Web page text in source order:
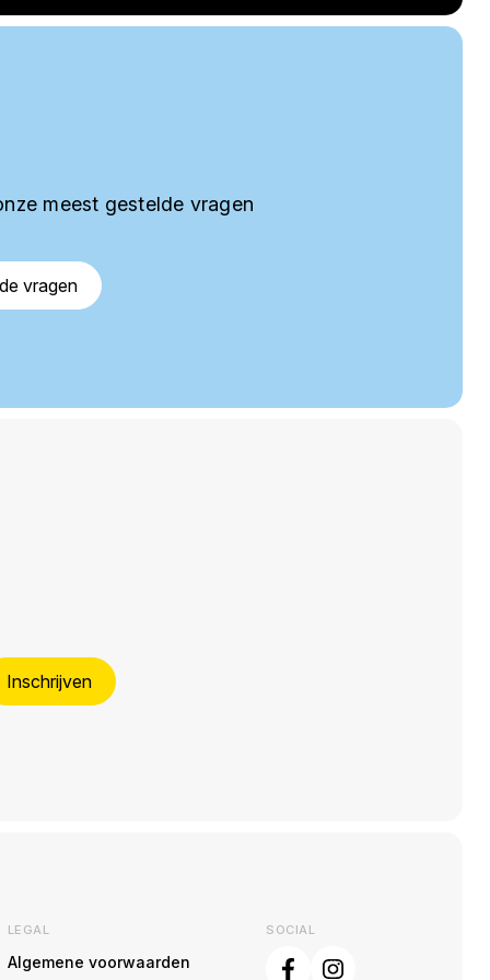
meest gestelde vragen
vragen
Inschrijven
LEGAL
Algemene voorwaarden
SOCIAL